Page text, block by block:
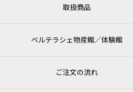
取扱商品
ベルテラシェ物産館／体験館
ご注文の流れ